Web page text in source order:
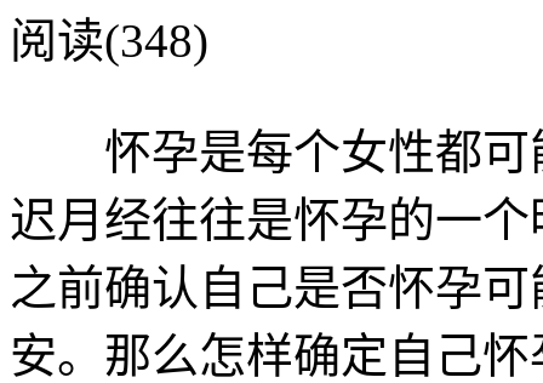
阅读(348)
怀孕是每个女性都可
迟月经往往是怀孕的一
之前确认自己是否怀孕
安。那么怎样确定自己